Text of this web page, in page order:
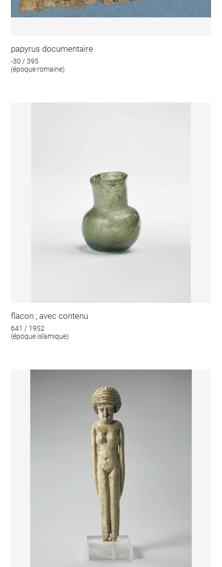
papyrus documentaire
-30 / 395
(époque romaine)
flacon ; avec contenu
641 / 1952
(époque islamique)